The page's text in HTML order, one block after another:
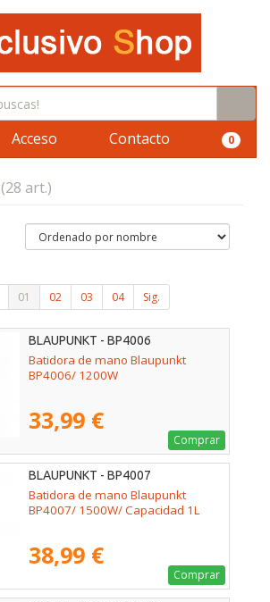
Acceso Contacto 0
(28 art.)
01 02 03 04 Sig.
BLAUPUNKT - BP4006
Batidora de mano Blaupunkt
BP4006/ 1200W
33,99 €
Comprar
BLAUPUNKT - BP4007
Batidora de mano Blaupunkt
BP4007/ 1500W/ Capacidad 1L
38,99 €
Comprar